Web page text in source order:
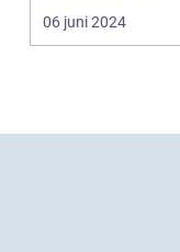
gammelt jern elle...
06 juni 2024